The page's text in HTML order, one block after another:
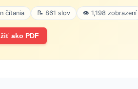
čítania 📝 861 slov 👁 1,198 zobrazení
ako PDF